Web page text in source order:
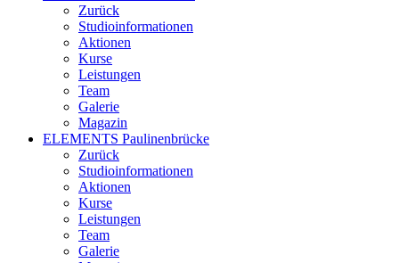
Zurück
Studioinformationen
Aktionen
Kurse
Leistungen
Team
Galerie
Magazin
ELEMENTS Paulinenbrücke
Zurück
Studioinformationen
Aktionen
Kurse
Leistungen
Team
Galerie